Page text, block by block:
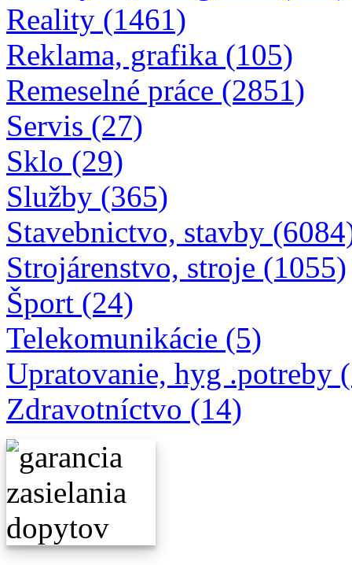
Reality (1461)
Reklama, grafika (105)
Remeselné práce (2851)
Servis (27)
Sklo (29)
Služby (365)
Stavebnictvo, stavby
Strojárenstvo, stroje (1055)
Šport (24)
Telekomunikácie (5)
Upratovanie, hyg .potreby
Zdravotníctvo (14)